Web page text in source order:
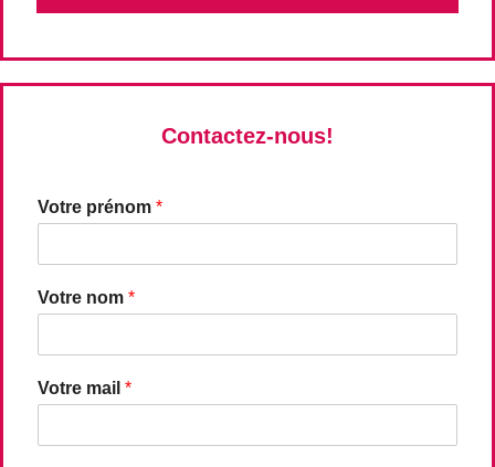
Contactez-nous!
Votre prénom *
Votre nom *
Votre mail *